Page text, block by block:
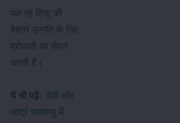
पल रहे शिशु की
बेहतर उन्नति के लिए
ब्रोकली का सेवन
करती हैं।
ये भी पढ़ें: ठंडी और
आर्द्र जलवायु में